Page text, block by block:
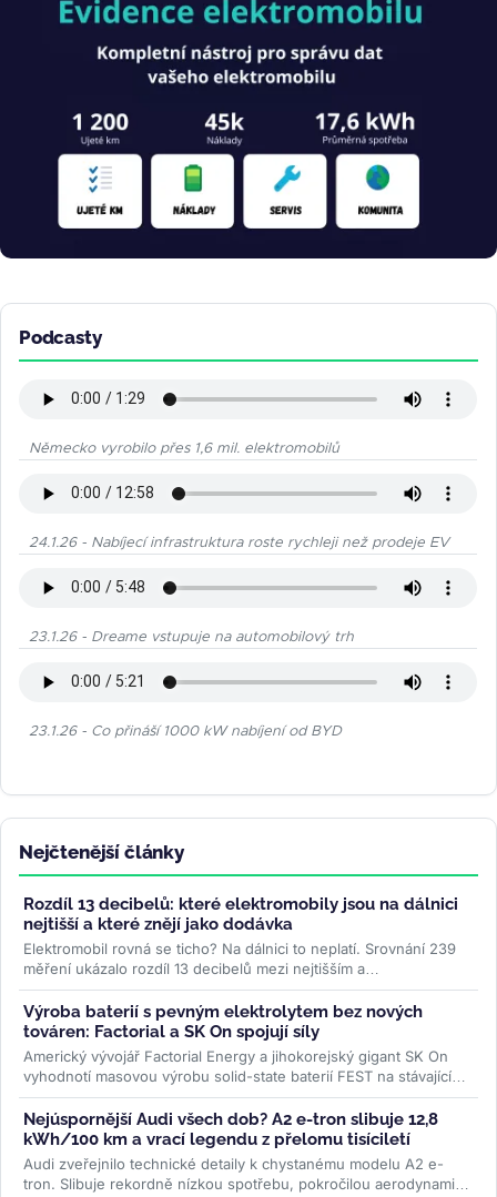
Podcasty
Německo vyrobilo přes 1,6 mil. elektromobilů
24.1.26 - Nabíjecí infrastruktura roste rychleji než prodeje EV
23.1.26 - Dreame vstupuje na automobilový trh
23.1.26 - Co přináší 1000 kW nabíjení od BYD
Nejčtenější články
Rozdíl 13 decibelů: které elektromobily jsou na dálnici
nejtišší a které znějí jako dodávka
Elektromobil rovná se ticho? Na dálnici to neplatí. Srovnání 239
měření ukázalo rozdíl 13 decibelů mezi nejtišším a
nejhlučnějším...>>
Výroba baterií s pevným elektrolytem bez nových
továren: Factorial a SK On spojují síly
Americký vývojář Factorial Energy a jihokorejský gigant SK On
vyhodnotí masovou výrobu solid-state baterií FEST na stávajících
linkách....>>
Nejúspornější Audi všech dob? A2 e-tron slibuje 12,8
kWh/100 km a vrací legendu z přelomu tisíciletí
Audi zveřejnilo technické detaily k chystanému modelu A2 e-
tron. Slibuje rekordně nízkou spotřebu, pokročilou aerodynamiku